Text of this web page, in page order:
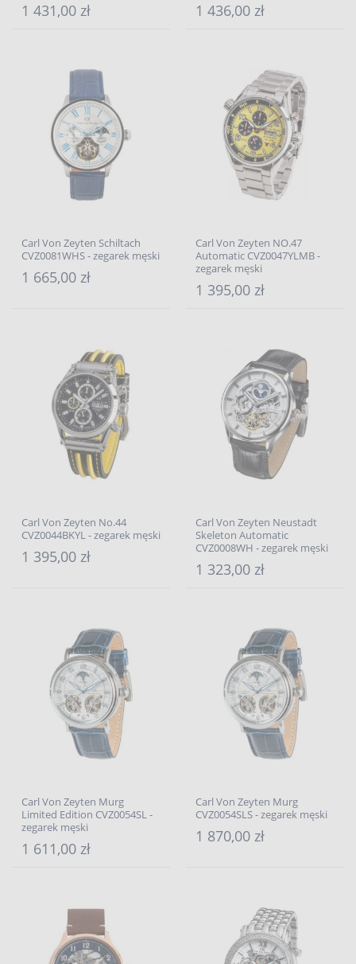
1 431,00 zł 1 436,00 zł
Carl Von Zeyten Schiltach
CVZ0081WHS - zegarek męski
1 665,00 zł
Carl Von Zeyten NO.47
Automatic CVZ0047YLMB -
zegarek męski
1 395,00 zł
Carl Von Zeyten No.44
CVZ0044BKYL - zegarek męski
1 395,00 zł
Carl Von Zeyten Neustadt
Skeleton Automatic
CVZ0008WH - zegarek męski
1 323,00 zł
Carl Von Zeyten Murg
Limited Edition CVZ0054SL -
zegarek męski
1 611,00 zł
Carl Von Zeyten Murg
CVZ0054SLS - zegarek męski
1 870,00 zł